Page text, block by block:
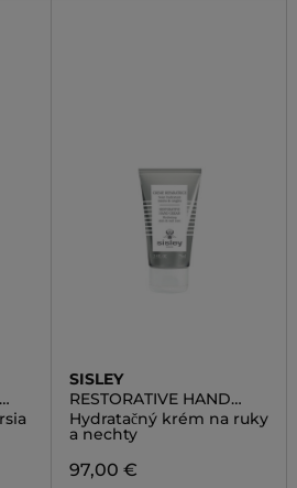
SISLEY
RESTORATIVE HAND
CREAM
Hydratačný krém na ruky
a nechty
97,00 €